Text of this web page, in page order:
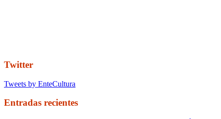
Twitter
Tweets by EnteCultura
Entradas recientes